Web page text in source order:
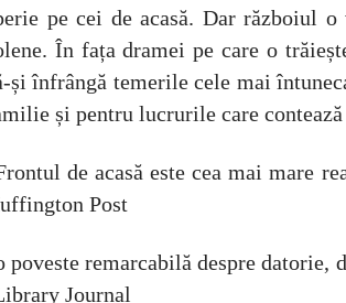
pe cei de acasă. Dar războiul
În fața dramei pe care o
și înfrângă temerile cele mai
și pentru lucrurile care
de acasă este cea mai mare
Post
poveste remarcabilă despre datorie,
Journal